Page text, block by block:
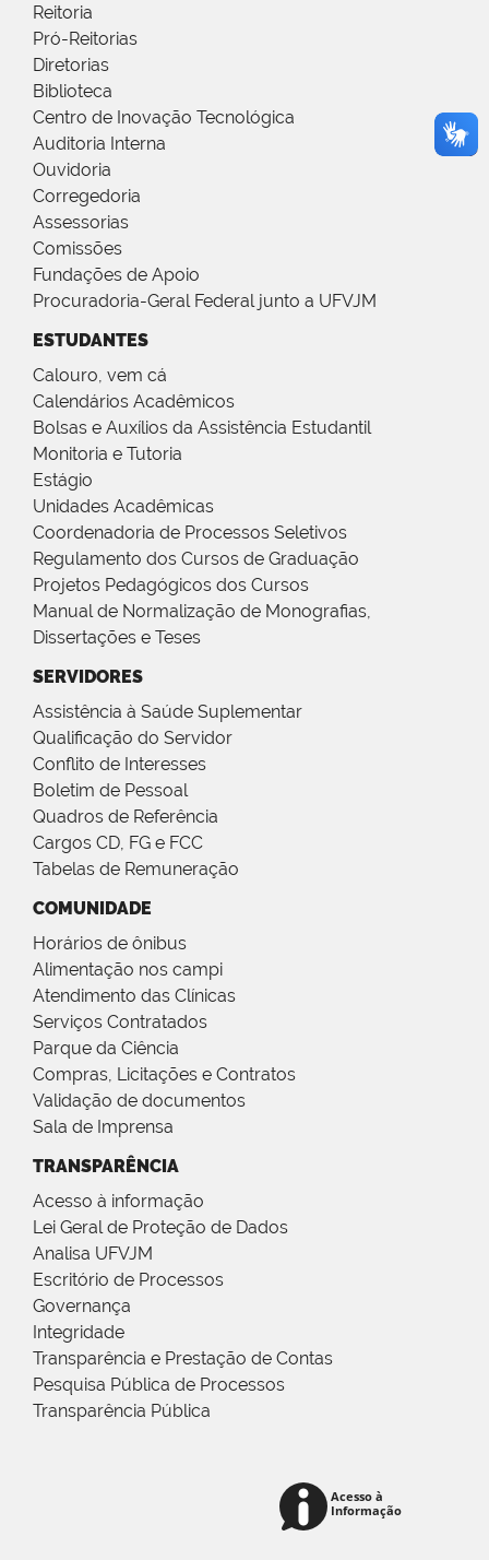
Reitoria
Pró-Reitorias
Diretorias
Biblioteca
Centro de Inovação Tecnológica
Auditoria Interna
Ouvidoria
Corregedoria
Assessorias
Comissões
Fundações de Apoio
Procuradoria-Geral Federal junto a UFVJM
ESTUDANTES
Calouro, vem cá
Calendários Acadêmicos
Bolsas e Auxílios da Assistência Estudantil
Monitoria e Tutoria
Estágio
Unidades Acadêmicas
Coordenadoria de Processos Seletivos
Regulamento dos Cursos de Graduação
Projetos Pedagógicos dos Cursos
Manual de Normalização de Monografias,
Dissertações e Teses
SERVIDORES
Assistência à Saúde Suplementar
Qualificação do Servidor
Conflito de Interesses
Boletim de Pessoal
Quadros de Referência
Cargos CD, FG e FCC
Tabelas de Remuneração
COMUNIDADE
Horários de ônibus
Alimentação nos campi
Atendimento das Clínicas
Serviços Contratados
Parque da Ciência
Compras, Licitações e Contratos
Validação de documentos
Sala de Imprensa
TRANSPARÊNCIA
Acesso à informação
Lei Geral de Proteção de Dados
Analisa UFVJM
Escritório de Processos
Governança
Integridade
Transparência e Prestação de Contas
Pesquisa Pública de Processos
Transparência Pública